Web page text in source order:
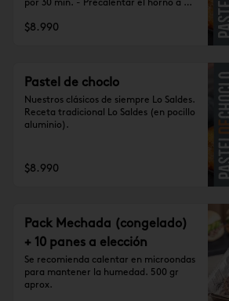
por 30 min. - Precalentar el horno a
descuidar el horno.
$8.990
Pastel de choclo
Nuestros clásicos de siempre Lo Saldes.
Receta tradicional Lo Saldes (en pocillo
aluminio).
$8.990
Pack Mechada (congelado)
+ 10 panes a elección
Se recomienda calentar en microondas
para mantener la humedad. 500 gr
aprox.